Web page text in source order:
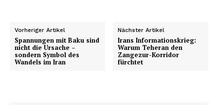
Vorheriger Artikel
Spannungen mit Baku sind
nicht die Ursache –
sondern Symbol des
Wandels im Iran
Nächster Artikel
Irans Informationskrieg:
Warum Teheran den
Zangezur-Korridor
fürchtet